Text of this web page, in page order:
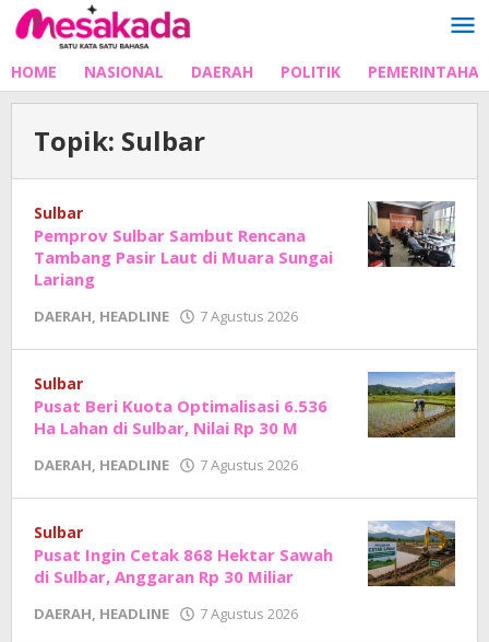
Lewati
ke
HOME NASIONAL DAERAH POLITIK
Topik: Sulbar
Sulbar
Pemprov Sulbar Sambut Rencana
Tambang Pasir Laut di Muara Sungai
Lariang
DAERAH, HEADLINE 7 Agustus 2026
Junaedi
Sulbar
Pusat Beri Kuota Optimalisasi 6.536
Ha Lahan di Sulbar, Nilai Rp 30 M
DAERAH, HEADLINE 7 Agustus 2026
Junaedi
Sulbar
Pusat Ingin Cetak 868 Hektar Sawah
di Sulbar, Anggaran Rp 30 Miliar
DAERAH, HEADLINE 7 Agustus 2026